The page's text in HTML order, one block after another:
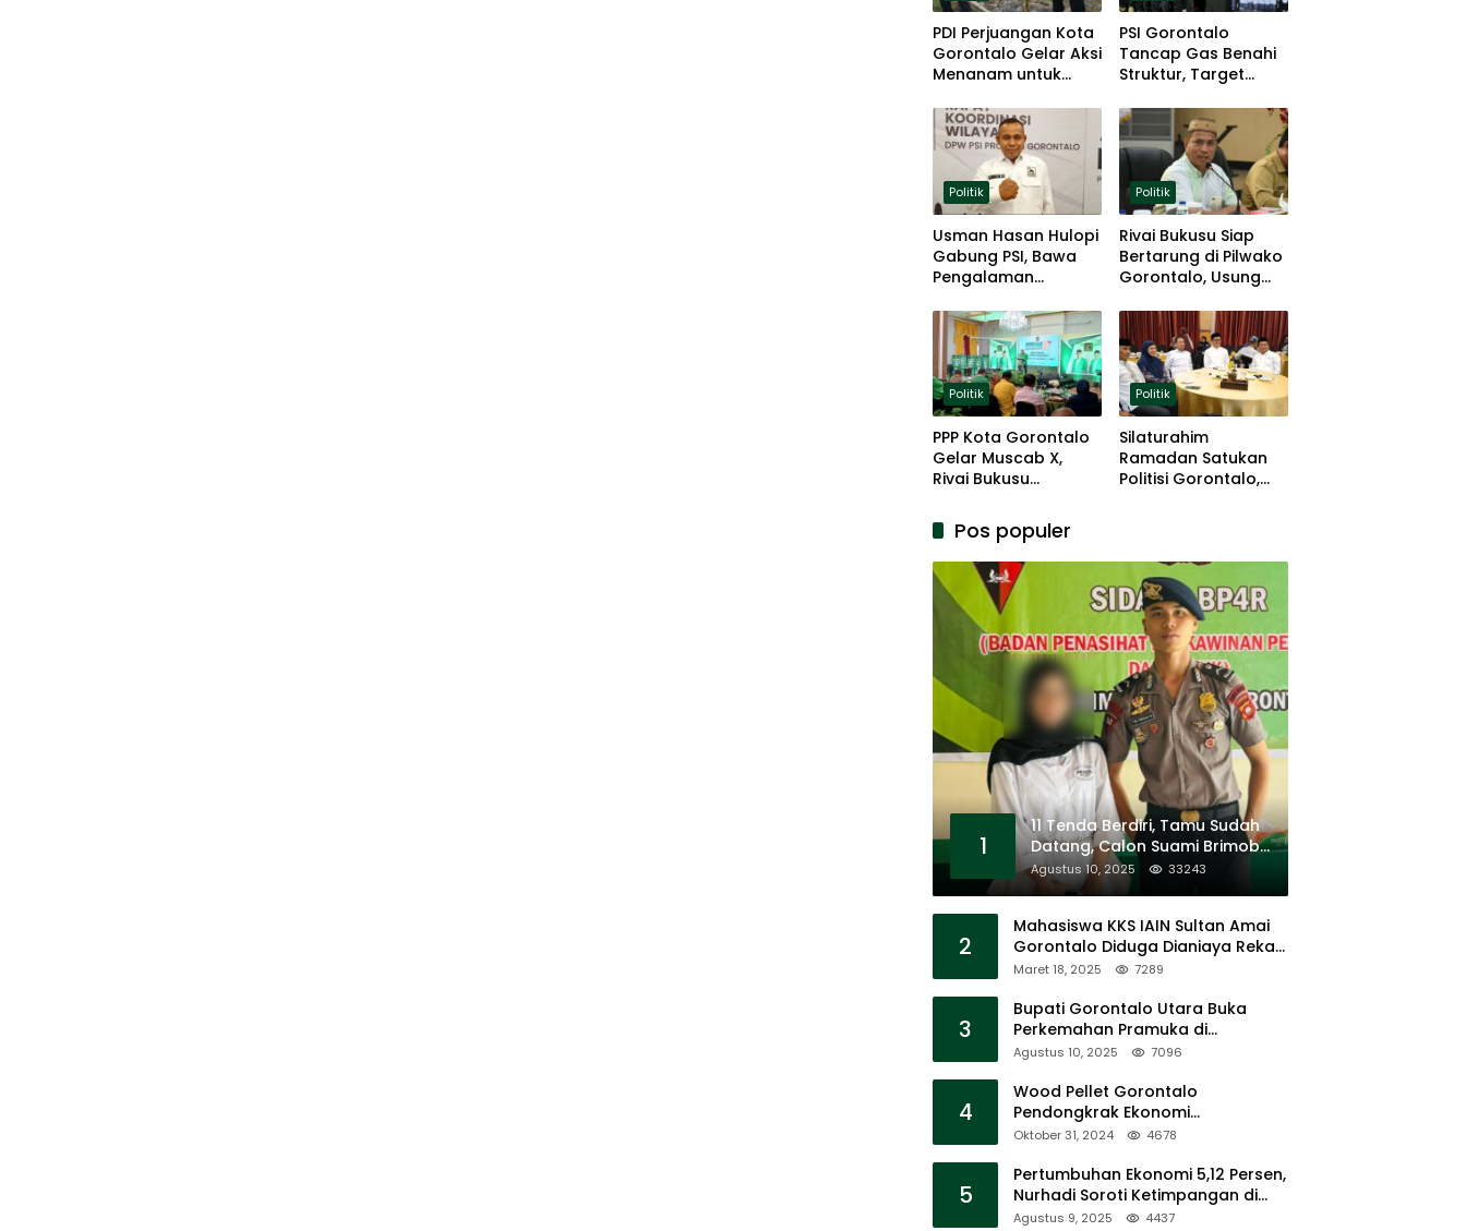
PDI Perjuangan Kota
Gorontalo Gelar Aksi
Menanam untuk
PSI Gorontalo
Tancap Gas Benahi
Struktur, Target
Politik
Usman Hasan Hulopi
Gabung PSI, Bawa
Pengalaman
Akar Rumput
Politik
Rivai Bukusu Siap
Bertarung di Pilwako
Gorontalo, Usung
Loyalitas Politik
Politik
PPP Kota Gorontalo
Gelar Muscab X,
Rivai Bukusu
Lanjutkan
Kepemimpinan
Politik
Silaturahim
Ramadan Satukan
Politisi Gorontalo,
Pos populer
1
11 Tenda Berdiri, Tamu Sudah
Datang, Calon Suami Brimob
Tak Pernah Muncul
Agustus 10, 2025 33243
2
Mahasiswa KKS IAIN Sultan Amai
Gorontalo Diduga Dianiaya Rekan
Sendiri di Popayato Barat
Maret 18, 2025 7289
3
Bupati Gorontalo Utara Buka
Perkemahan Pramuka di
Sumalata
Agustus 10, 2025 7096
4
Wood Pellet Gorontalo
Pendongkrak Ekonomi
Masyarakat Dan Mendorong
Oktober 31, 2024 4678
5
Pertumbuhan Ekonomi 5,12 Persen,
Nurhadi Soroti Ketimpangan di
Lapangan
Agustus 9, 2025 4437